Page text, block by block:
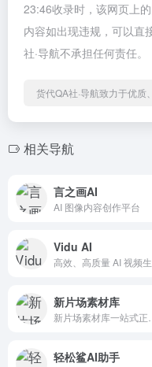
23:46收录时，该网页上
内容如出现违规，可以直
社·导航不承担任何责任。
货代QA社·导航致力于优质
相关导航
言之画AI
AI 图像内容创作平台
Vidu AI
新片场素材库
轻松鲨AI助手